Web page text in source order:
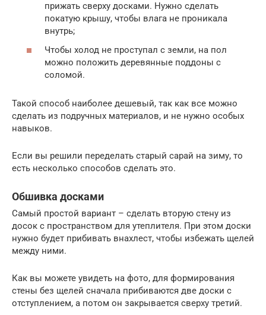
прижать сверху досками. Нужно сделать
покатую крышу, чтобы влага не проникала
внутрь;
Чтобы холод не проступал с земли, на пол
можно положить деревянные поддоны с
соломой.
Такой способ наиболее дешевый, так как все можно
сделать из подручных материалов, и не нужно особых
навыков.
Если вы решили переделать старый сарай на зиму, то
есть несколько способов сделать это.
Обшивка досками
Самый простой вариант – сделать вторую стену из
досок с пространством для утеплителя. При этом доски
нужно будет прибивать внахлест, чтобы избежать щелей
между ними.
Как вы можете увидеть на фото, для формирования
стены без щелей сначала прибиваются две доски с
отступлением, а потом он закрывается сверху третий.